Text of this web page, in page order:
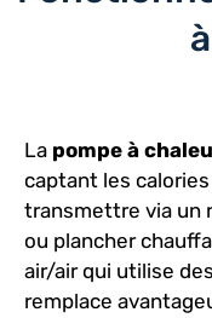
La pompe à
captant les
transmettre via un
ou plancher
air/air qui utilise
remplace